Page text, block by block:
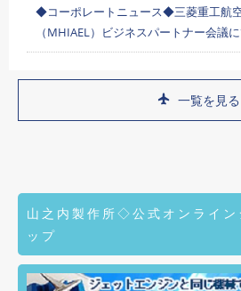
◆コーポレートニュース◆三菱重工航
（MHIAEL）ビジネスパートナー会議
一覧を見る
山之内製作所◇公式オンライン
ップ